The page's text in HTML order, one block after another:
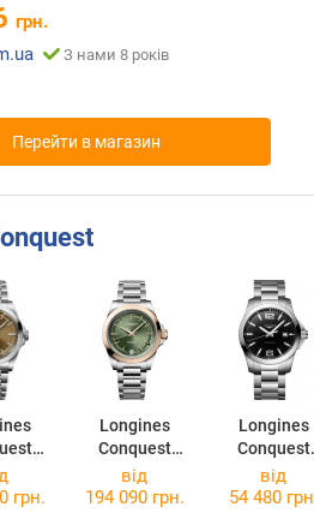
грн.
З нами 8 років
Перейти в магазин
Longines
Conquest
L3.430.5.02.6
Longines
Conquest
грн.
від
194 090 грн.
від
54 480